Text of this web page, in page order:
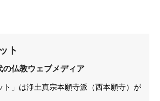
ト
の仏教ウェブメディア
ト」は浄土真宗本願寺派（西本願寺）が